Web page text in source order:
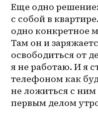
Еще одно
с собой в
одно конкретное
Там он и
освободиться от
я не работаю. И я
телефоном как
не ложиться с ним
первым делом